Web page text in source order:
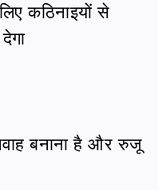
कठिनाइयों से
बनाना है और रुजू